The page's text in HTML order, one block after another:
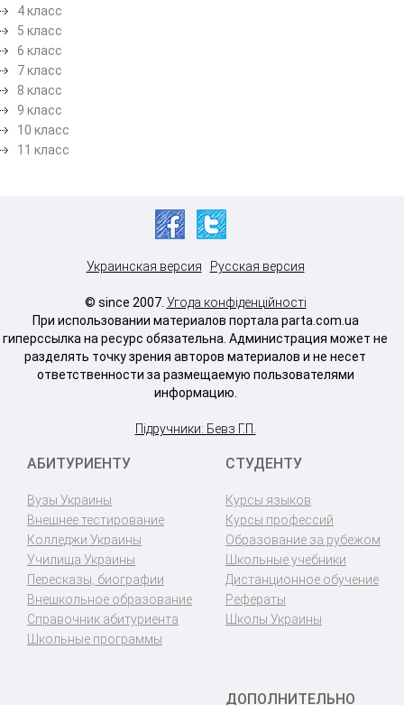
4 класс
5 класс
6 класс
7 класс
8 класс
9 класс
10 класс
11 класс
Украинская версия Русская версия
© since 2007. Угода конфіденційності
При использовании материалов портала parta.com.ua
гиперссылка на ресурс обязательна. Администрация может не
разделять точку зрения авторов материалов и не несет
ответственности за размещаемую пользователями
информацию.
Підручники: Бевз Г.П.
АБИТУРИЕНТУ
Вузы Украины
Внешнее тестирование
Колледжи Украины
Училища Украины
Пересказы, биографии
Внешкольное образование
Справочник абитуриента
Школьные программы
СТУДЕНТУ
Курсы языков
Курсы профессий
Образование за рубежом
Школьные учебники
Дистанционное обучение
Рефераты
Школы Украины
ДОПОЛНИТЕЛЬНО